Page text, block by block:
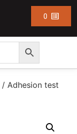
0
/ Adhesion test